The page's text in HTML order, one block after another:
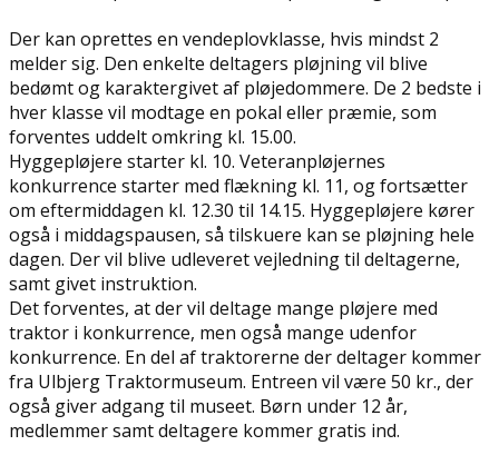
Der kan oprettes en vendeplovklasse, hvis mindst 2
melder sig. Den enkelte deltagers pløjning vil blive
bedømt og karaktergivet af pløjedommere. De 2 bedste i
hver klasse vil modtage en pokal eller præmie, som
forventes uddelt omkring kl. 15.00.
Hyggepløjere starter kl. 10. Veteranpløjernes
konkurrence starter med flækning kl. 11, og fortsætter
om eftermiddagen kl. 12.30 til 14.15. Hyggepløjere kører
også i middagspausen, så tilskuere kan se pløjning hele
dagen. Der vil blive udleveret vejledning til deltagerne,
samt givet instruktion.
Det forventes, at der vil deltage mange pløjere med
traktor i konkurrence, men også mange udenfor
konkurrence. En del af traktorerne der deltager kommer
fra Ulbjerg Traktormuseum. Entreen vil være 50 kr., der
også giver adgang til museet. Børn under 12 år,
medlemmer samt deltagere kommer gratis ind.